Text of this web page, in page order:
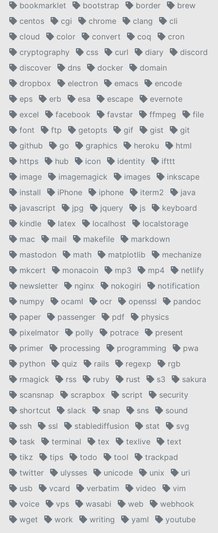
bookmarklet
bootstrap border
brew
centos
cgi chrome clang
cli
cloud
color convert coq
cron
cryptography
css curl diary
discord
discover
dns docker
domain
dropbox
electron emacs
encode
eps
erb esa escape
evernote
excel
facebook favstar ffmpeg
file
font
ftp getopts gif gist
git
github
go graphics heroku
html
https
hub icon identity
ifttt
image
imagemagick images
inkscape
install
iPhone iphone iterm2
java
javascript
jpg jquery js
keyboard
kindle
latex localhost
localstorage
mac
mail makefile
markdown
mastodon
math matplotlib
mechanize
mkcert
monacoin mp3 mp4
netlify
newsletter
nginx nokogiri
notification
numpy
ocaml ocr openssl
pandoc
paper
passenger pdf
physics
pixelmator
polly potrace
present
primer
processing programming
pwa
python
quiz rails regexp
rgb
rmagick
rss ruby rust s3
sakura
scansnap
scrapbox script
security
shortcut
slack snap sns
sound
ssh
ssl stablediffusion stat
svg
task
terminal tex texlive
text
tikz
tips todo tool
trackpad
twitter
ulysses unicode unix
uri
usb
vcard verbatim video
vim
voice
vps wasabi web
webhook
wget
work writing yaml youtube